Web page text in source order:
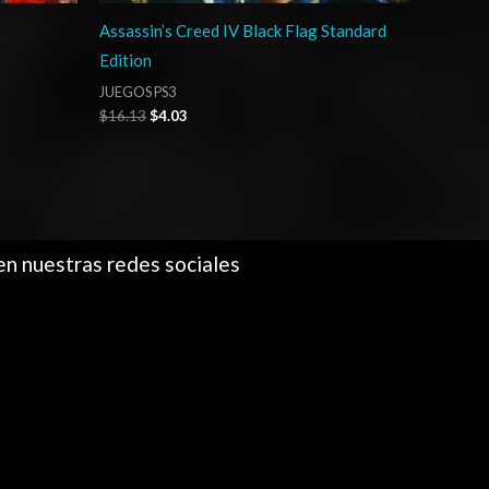
Assassin’s Creed IV Black Flag Standard
Edition
JUEGOS PS3
$16.13$4.03
nuestras redes sociales